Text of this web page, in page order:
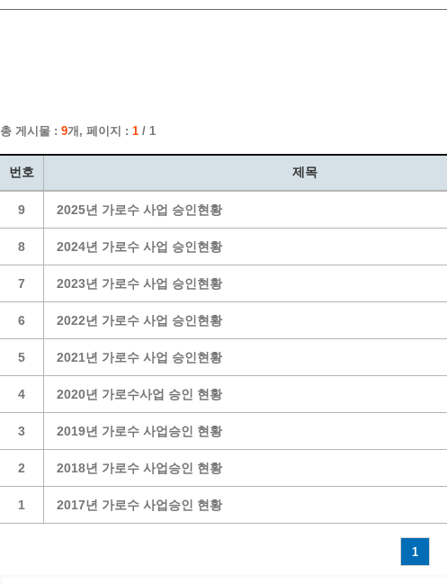
반상회보
법무행정
시청안내
주요시책
광명의 상징물
광명시 현황
광명의 역사
국내외 교류
시민이용시설
사전심사청구제
구술 및 전화민원
발급 받을 수 있는 증명
가족관계등록
광명시 시민원탁회의
평생학습원
교복지원금 신청
취업지원 프로그램 운영 현황
지역맞춤형 일자리 창출 지원사업
공공일자리
지역공동체 일자리 사업
직업 소개소 현황
노동조합
관광 편의시설업
테마파크업 현황
총 게시물 : 9개, 페이지 : 1 / 1
번호 제목
9 2025년 가로수 사업 승인현황
8 2024년 가로수 사업 승인현황
7 2023년 가로수 사업 승인현황
6 2022년 가로수 사업 승인현황
5 2021년 가로수 사업 승인현황
4 2020년 가로수사업 승인 현황
3 2019년 가로수 사업승인 현황
2 2018년 가로수 사업승인 현황
1 2017년 가로수 사업승인 현황
1